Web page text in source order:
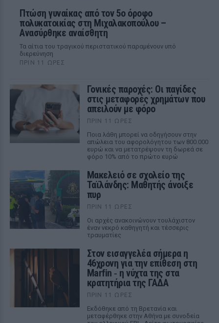
Πτώση γυναίκας από τον 5ο όροφο
πολυκατοικίας στη Μιχαλακοπούλου –
Ανασύρθηκε αναίσθητη
Τα αίτια του τραγικού περιστατικού παραμένουν υπό
διερεύνηση
ΠΡΙΝ 11 ΏΡΕΣ
Γονικές παροχές: Οι παγίδες
στις μεταφορές χρημάτων που
απειλούν με φόρο
ΠΡΙΝ 11 ΏΡΕΣ
Ποια λάθη μπορεί να οδηγήσουν στην
απώλεια του αφορολόγητου των 800.000
ευρώ και να μετατρέψουν τη δωρεά σε
φόρο 10% από το πρώτο ευρώ
Μακελειό σε σχολείο της
Ταϊλάνδης: Μαθητής άνοιξε
πυρ
ΠΡΙΝ 11 ΏΡΕΣ
Οι αρχές ανακοινώνουν τουλάχιστον
έναν νεκρό καθηγητή και τέσσερις
τραυματίες
Στον εισαγγελέα σήμερα η
46χρονη για την επίθεση στη
Marfin ‑ η νύχτα της στα
κρατητήρια της ΓΑΔΑ
ΠΡΙΝ 11 ΏΡΕΣ
Εκδόθηκε από τη Βρετανία και
μεταφέρθηκε στην Αθήνα με συνοδεία